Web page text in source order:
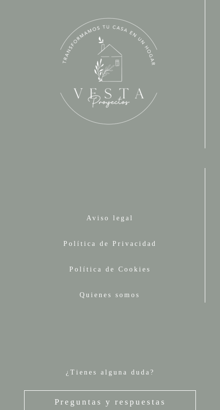
Aviso legal
Política de Privacidad
Política de Cookies
Quienes somos
¿Tienes alguna duda?
Preguntas y respuestas